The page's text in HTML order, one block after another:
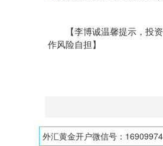
【李博诚温馨提示，投资
作风险自担】
外汇黄金开户微信号：16909974